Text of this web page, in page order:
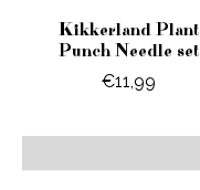
Kikkerland Plant
Punch Needle set
€11,99